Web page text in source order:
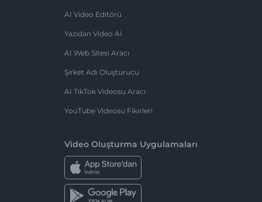
AI Video Editörü
Yazıdan Video AI
AI Web Sitesi Aracı
Şirket Adı Oluşturucu
AI TikTok Videosu Aracı
YouTube Videosu Fikirleri
Video Oluşturma Uygulamaları